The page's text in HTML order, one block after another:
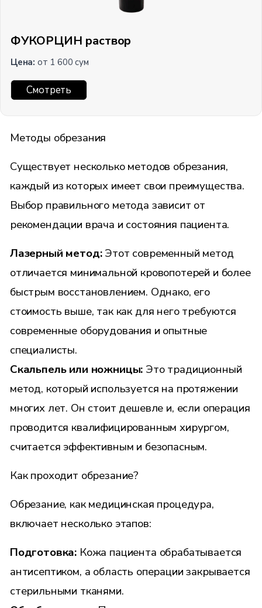
ФУКОРЦИН раствор
Цена: от 1 600 сум
Смотреть
Методы обрезания
Существует несколько методов обрезания,
каждый из которых имеет свои преимущества.
Выбор правильного метода зависит от
рекомендации врача и состояния пациента.
Лазерный метод:Этот современный метод
отличается минимальной кровопотерей и более
быстрым восстановлением. Однако, его
стоимость выше, так как для него требуются
современные оборудования и опытные
специалисты.
Скальпель или ножницы: Это традиционный
метод, который используется на протяжении
многих лет. Он стоит дешевле и, если операция
проводится квалифицированным хирургом,
считается эффективным и безопасным.
Как проходит обрезание?
Обрезание, как медицинская процедура,
включает несколько этапов:
Подготовка: Кожа пациента обрабатывается
антисептиком, а область операции закрывается
стерильными тканями.